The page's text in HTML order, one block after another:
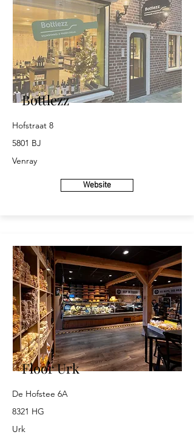
Bottlezz
Hofstraat 8
5801 BJ
Venray
Website
Floor Urk
De Hofstee 6A
8321 HG
Urk